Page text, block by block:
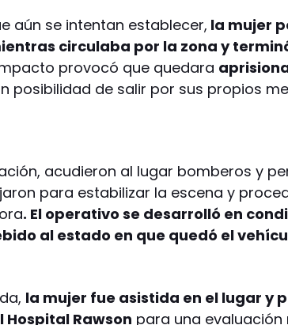
aún se intentan establecer, la mujer
circulaba por la zona y
provocó que quedara
posibilidad de salir por sus propios
acudieron al lugar bomberos y
para estabilizar la escena y
. El operativo se desarrolló en
al estado en que quedó el
la mujer fue asistida en el lugar y
Rawson para una